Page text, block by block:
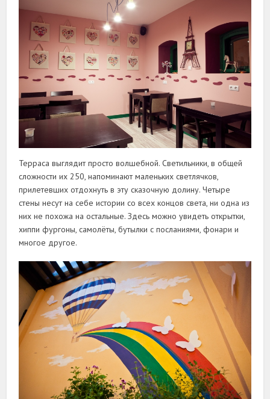
Терраса выглядит просто волшебной. Светильники, в общей
сложности их 250, напоминают маленьких светлячков,
прилетевших отдохнуть в эту сказочную долину. Четыре
стены несут на себе истории со всех концов света, ни одна из
них не похожа на остальные. Здесь можно увидеть открытки,
хиппи фургоны, самолёты, бутылки с посланиями, фонари и
многое другое.